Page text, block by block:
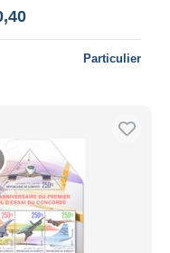
Particulier